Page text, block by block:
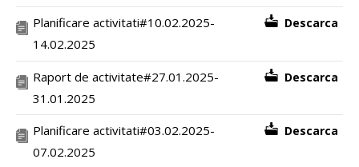
Planificare activitati#10.02.2025-
14.02.2025
Descarca
Raport de activitate#27.01.2025-
31.01.2025
Descarca
Planificare activitati#03.02.2025-
07.02.2025
Descarca